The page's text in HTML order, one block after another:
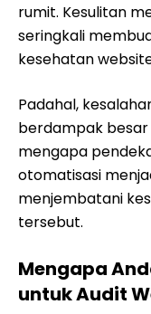
rumit. Kesulitan
seringkali
kesehatan
Padahal,
berdampak
mengapa
otomatisasi
menjembatani
tersebut.
Mengapa
untuk Audit